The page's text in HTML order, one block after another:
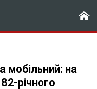
мобільний: на
річного